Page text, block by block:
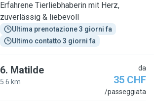
Erfahrene Tierliebhaberin mit Herz,
zuverlässig & liebevoll
Ultima prenotazione 3 giorni fa
Ultimo contatto 3 giorni fa
6. Matilde
5.6 km
da
35 CHF
/passeggiata